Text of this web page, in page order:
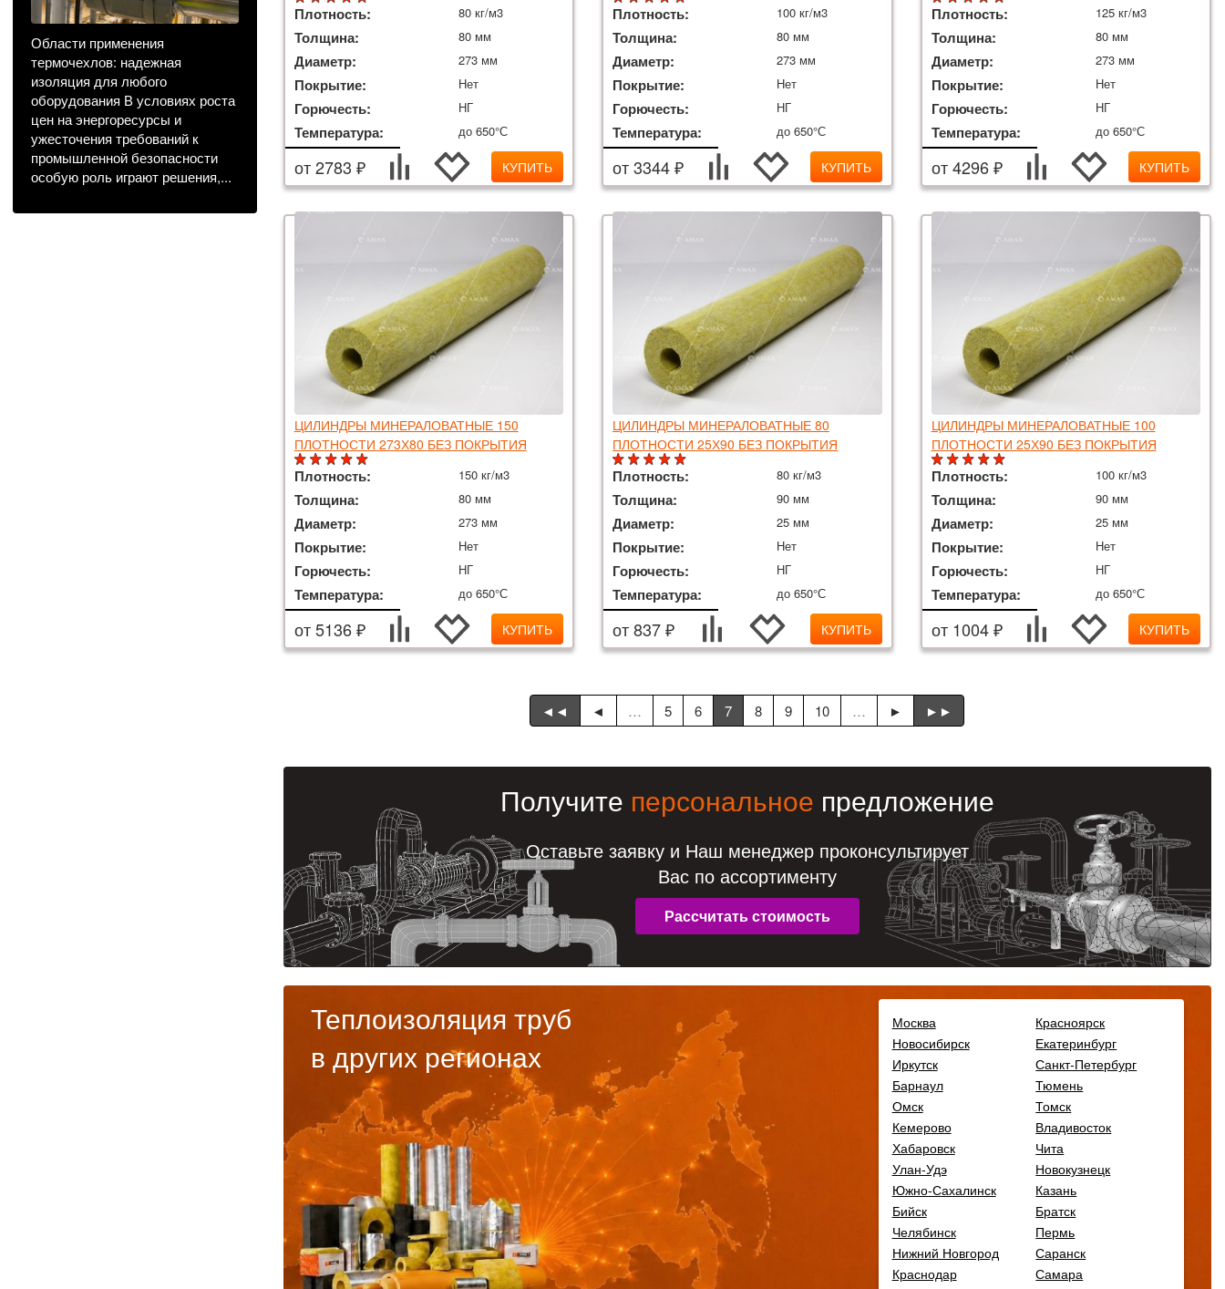
Плотность: 80 кг/м3
Толщина: 80 мм
Диаметр: 273 мм
Покрытие: Нет
Горючесть: НГ
Температура: до 650°С
от 2783 ₽ КУПИТЬ
Плотность: 100 кг/м3
Толщина: 80 мм
Диаметр: 273 мм
Покрытие: Нет
Горючесть: НГ
Температура: до 650°С
от 3344 ₽ КУПИТЬ
Плотность: 125 кг/м3
Толщина: 80 мм
Диаметр: 273 мм
Покрытие: Нет
Горючесть: НГ
Температура: до 650°С
от 4296 ₽ КУПИТЬ
ЦИЛИНДРЫ МИНЕРАЛОВАТНЫЕ 150
ПЛОТНОСТИ 273Х80 БЕЗ ПОКРЫТИЯ
Плотность: 150 кг/м3
Толщина: 80 мм
Диаметр: 273 мм
Покрытие: Нет
Горючесть: НГ
Температура: до 650°С
от 5136 ₽ КУПИТЬ
ЦИЛИНДРЫ МИНЕРАЛОВАТНЫЕ 80
ПЛОТНОСТИ 25Х90 БЕЗ ПОКРЫТИЯ
Плотность: 80 кг/м3
Толщина: 90 мм
Диаметр: 25 мм
Покрытие: Нет
Горючесть: НГ
Температура: до 650°С
от 837 ₽ КУПИТЬ
ЦИЛИНДРЫ МИНЕРАЛОВАТНЫЕ 100
ПЛОТНОСТИ 25Х90 БЕЗ ПОКРЫТИЯ
Плотность: 100 кг/м3
Толщина: 90 мм
Диаметр: 25 мм
Покрытие: Нет
Горючесть: НГ
Температура: до 650°С
от 1004 ₽ КУПИТЬ
◄◄ ◄ … 5 6 7 8 9 10 … ► ►►
Получите персональное предложение
Оставьте заявку и Наш менеджер проконсультирует
Вас по ассортименту
Теплоизоляция труб
в других регионах
Москва
Красноярск
Новосибирск
Екатеринбург
Иркутск
Санкт-Петербург
Барнаул
Тюмень
Омск
Томск
Кемерово
Владивосток
Хабаровск
Чита
Улан-Удэ
Новокузнецк
Южно-Сахалинск
Казань
Бийск
Братск
Челябинск
Пермь
Нижний Новгород
Саранск
Краснодар
Самара
Области применения
термочехлов: надежная
изоляция для любого
оборудования В условиях роста
цен на энергоресурсы и
ужесточения требований к
промышленной безопасности
особую роль играют решения,...